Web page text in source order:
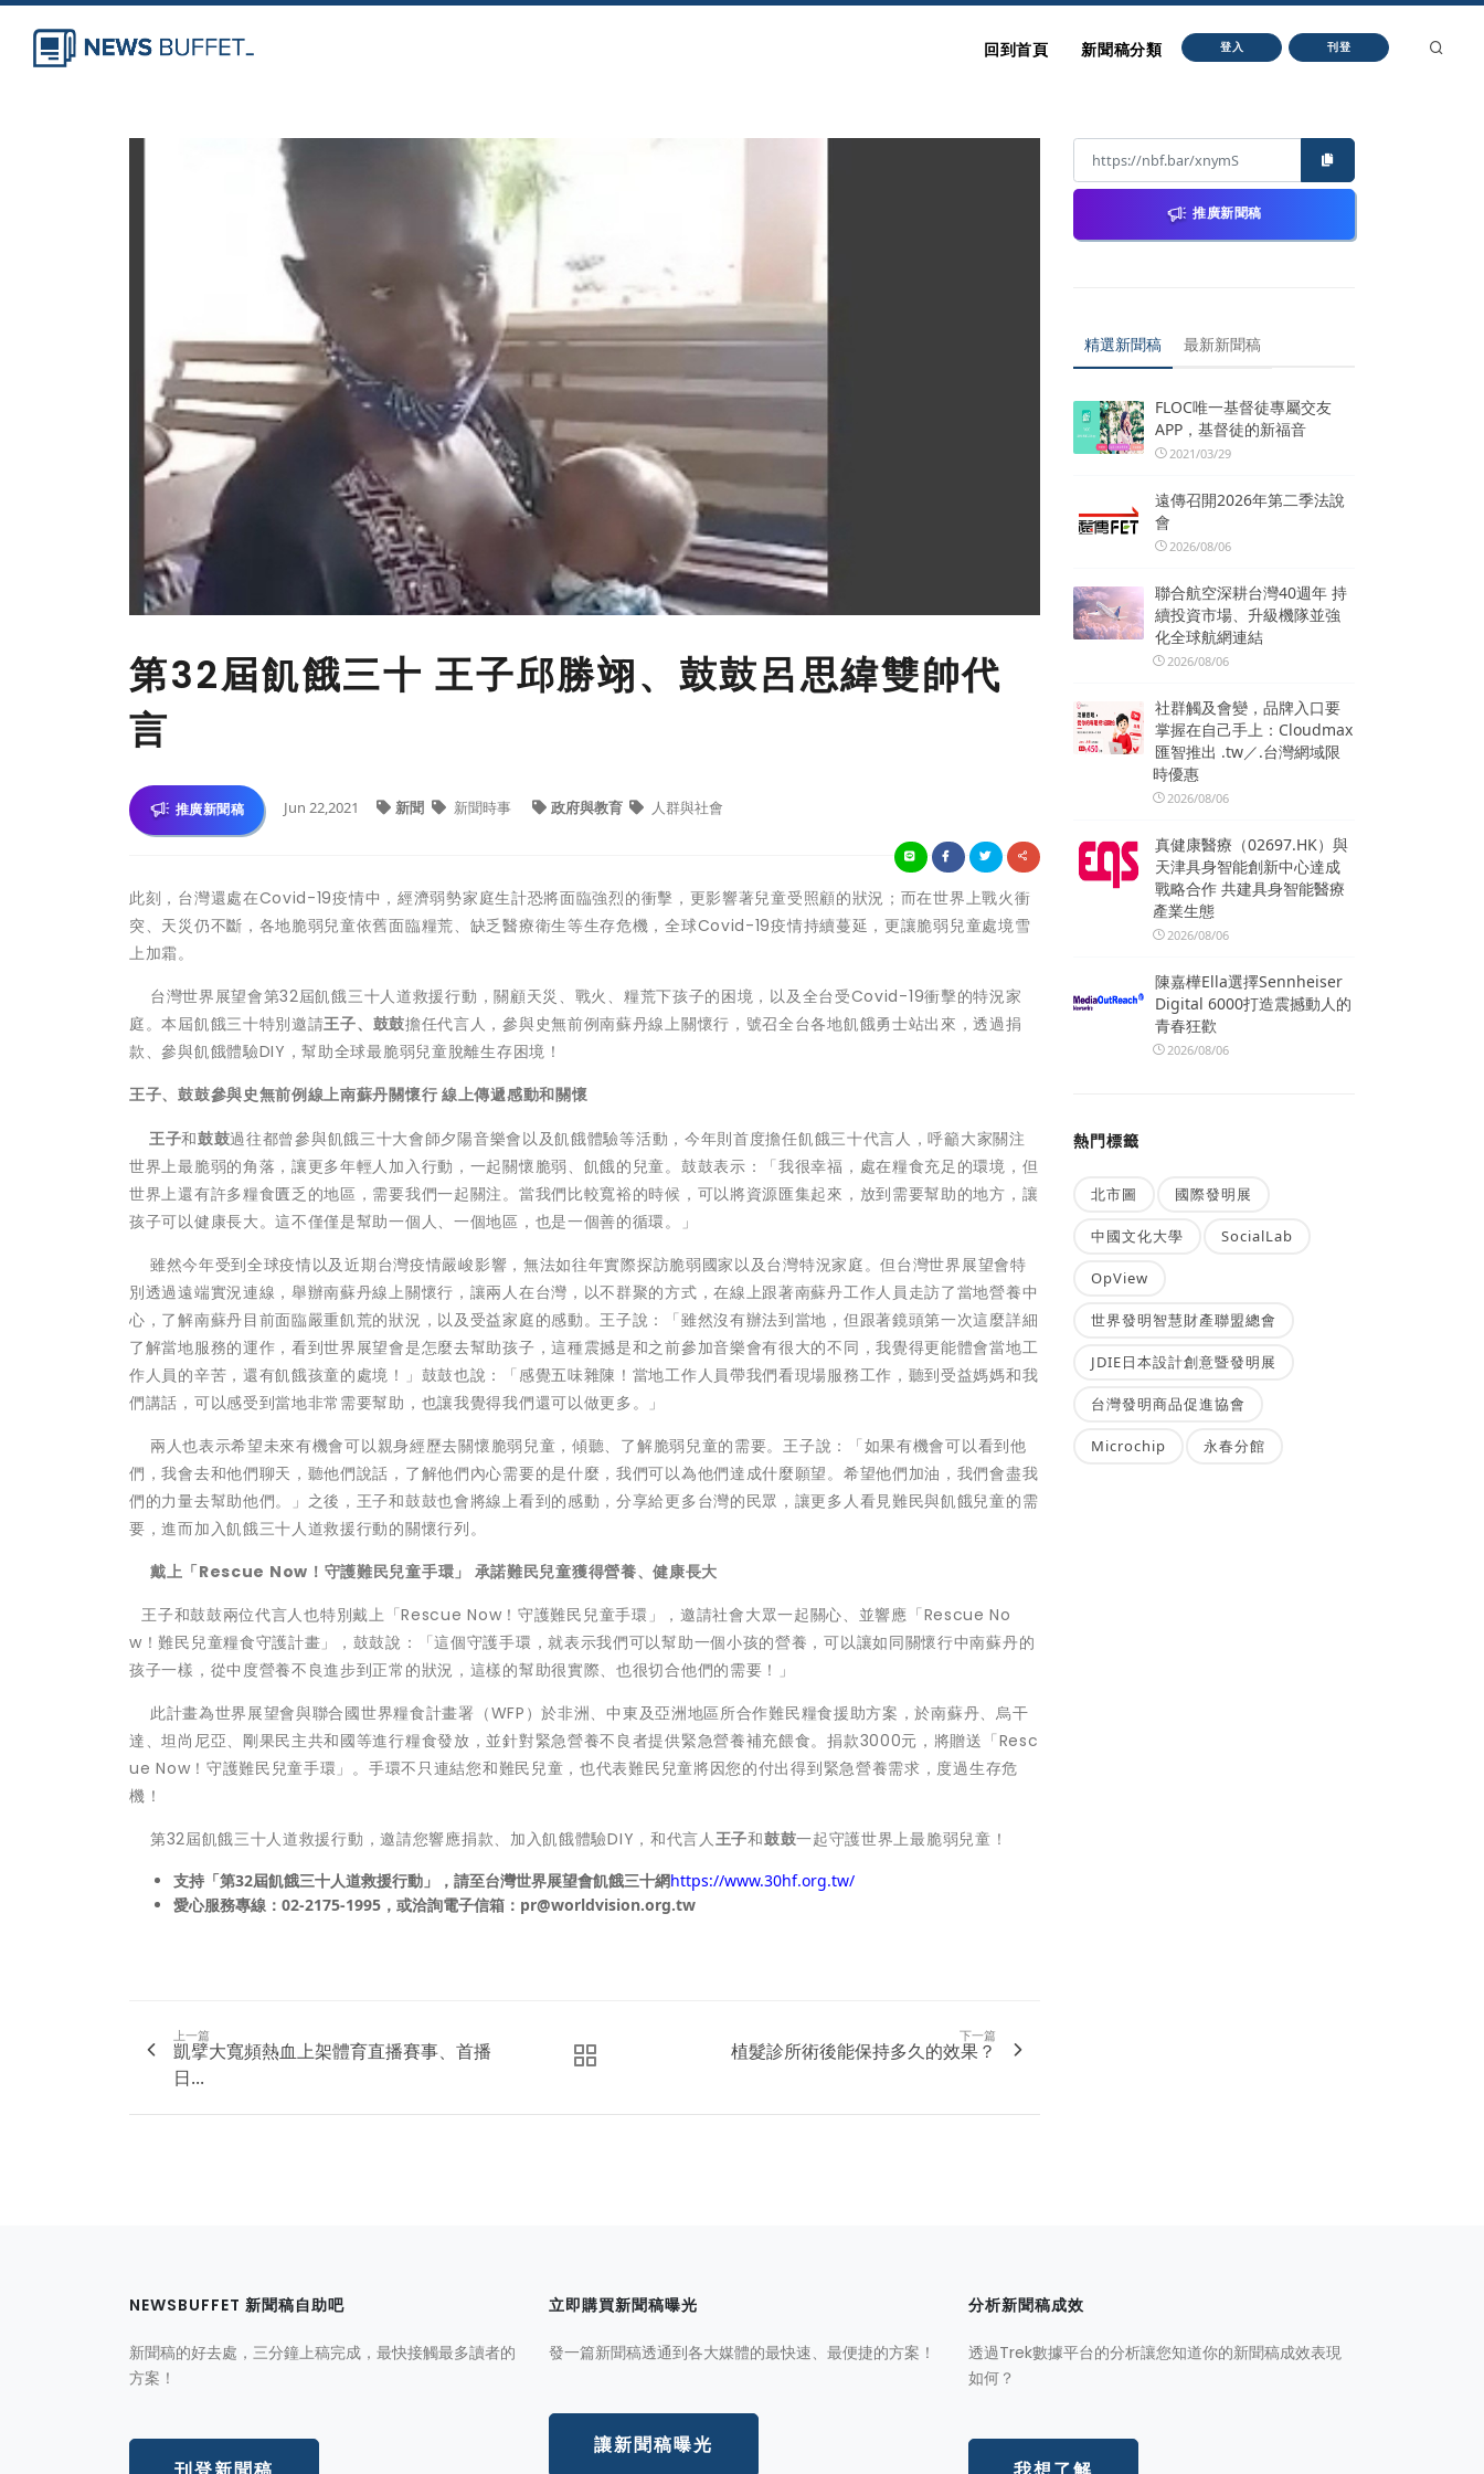
回到首頁 新聞稿分類 登入 刊登
第32屆飢餓三十 王子邱勝翊、鼓鼓呂思緯雙帥代
言
推廣新聞稿 Jun 22,2021 新聞 新聞時事 政府與教育 人群與社會
此刻，台灣還處在Covid-19疫情中，經濟弱勢家庭生計恐將面臨強烈的衝擊，更影響著兒童受照顧的狀況；而在世界上戰火衝
突、天災仍不斷，各地脆弱兒童依舊面臨糧荒、缺乏醫療衛生等生存危機，全球Covid-19疫情持續蔓延，更讓脆弱兒童處境雪
上加霜。
台灣世界展望會第32屆飢餓三十人道救援行動，關顧天災、戰火、糧荒下孩子的困境，以及全台受Covid-19衝擊的特況家
庭。本屆飢餓三十特別邀請王子、鼓鼓擔任代言人，參與史無前例南蘇丹線上關懷行，號召全台各地飢餓勇士站出來，透過捐
款、參與飢餓體驗DIY，幫助全球最脆弱兒童脫離生存困境！
王子、鼓鼓參與史無前例線上南蘇丹關懷行 線上傳遞感動和關懷
王子和鼓鼓過往都曾參與飢餓三十大會師夕陽音樂會以及飢餓體驗等活動，今年則首度擔任飢餓三十代言人，呼籲大家關注
世界上最脆弱的角落，讓更多年輕人加入行動，一起關懷脆弱、飢餓的兒童。鼓鼓表示：「我很幸福，處在糧食充足的環境，但
世界上還有許多糧食匱乏的地區，需要我們一起關注。當我們比較寬裕的時候，可以將資源匯集起來，放到需要幫助的地方，讓
孩子可以健康長大。這不僅僅是幫助一個人、一個地區，也是一個善的循環。」
雖然今年受到全球疫情以及近期台灣疫情嚴峻影響，無法如往年實際探訪脆弱國家以及台灣特況家庭。但台灣世界展望會特
別透過遠端實況連線，舉辦南蘇丹線上關懷行，讓兩人在台灣，以不群聚的方式，在線上跟著南蘇丹工作人員走訪了當地營養中
心，了解南蘇丹目前面臨嚴重飢荒的狀況，以及受益家庭的感動。王子說：「雖然沒有辦法到當地，但跟著鏡頭第一次這麼詳細
了解當地服務的運作，看到世界展望會是怎麼去幫助孩子，這種震撼是和之前參加音樂會有很大的不同，我覺得更能體會當地工
作人員的辛苦，還有飢餓孩童的處境！」鼓鼓也說：「感覺五味雜陳！當地工作人員帶我們看現場服務工作，聽到受益媽媽和我
們講話，可以感受到當地非常需要幫助，也讓我覺得我們還可以做更多。」
兩人也表示希望未來有機會可以親身經歷去關懷脆弱兒童，傾聽、了解脆弱兒童的需要。王子說：「如果有機會可以看到他
們，我會去和他們聊天，聽他們說話，了解他們內心需要的是什麼，我們可以為他們達成什麼願望。希望他們加油，我們會盡我
們的力量去幫助他們。」之後，王子和鼓鼓也會將線上看到的感動，分享給更多台灣的民眾，讓更多人看見難民與飢餓兒童的需
要，進而加入飢餓三十人道救援行動的關懷行列。
戴上「Rescue Now！守護難民兒童手環」 承諾難民兒童獲得營養、健康長大
王子和鼓鼓兩位代言人也特別戴上「Rescue Now！守護難民兒童手環」，邀請社會大眾一起關心、並響應「Rescue No
w！難民兒童糧食守護計畫」，鼓鼓說：「這個守護手環，就表示我們可以幫助一個小孩的營養，可以讓如同關懷行中南蘇丹的
孩子一樣，從中度營養不良進步到正常的狀況，這樣的幫助很實際、也很切合他們的需要！」
此計畫為世界展望會與聯合國世界糧食計畫署（WFP）於非洲、中東及亞洲地區所合作難民糧食援助方案，於南蘇丹、烏干
達、坦尚尼亞、剛果民主共和國等進行糧食發放，並針對緊急營養不良者提供緊急營養補充餵食。捐款3000元，將贈送「Resc
ue Now！守護難民兒童手環」。手環不只連結您和難民兒童，也代表難民兒童將因您的付出得到緊急營養需求，度過生存危
機！
第32屆飢餓三十人道救援行動，邀請您響應捐款、加入飢餓體驗DIY，和代言人王子和鼓鼓一起守護世界上最脆弱兒童！
支持「第32屆飢餓三十人道救援行動」，請至台灣世界展望會飢餓三十網https://www.30hf.org.tw/
愛心服務專線：02-2175-1995，或洽詢電子信箱： pr@worldvision.org.tw
上一篇
凱擘大寬頻熱血上架體育直播賽事、首播
日...
下一篇
植髮診所術後能保持多久的效果？
推廣新聞稿
精選新聞稿 最新新聞稿
FLOC唯一基督徒專屬交友
APP，基督徒的新福音
2021/03/29
遠傳召開2026年第二季法說
會
2026/08/06
聯合航空深耕台灣40週年 持
續投資市場、升級機隊並強
化全球航網連結
2026/08/06
社群觸及會變，品牌入口要
掌握在自己手上：Cloudmax
匯智推出 .tw／.台灣網域限
時優惠
2026/08/06
真健康醫療（02697.HK）與
天津具身智能創新中心達成
戰略合作 共建具身智能醫療
產業生態
2026/08/06
陳嘉樺Ella選擇Sennheiser
Digital 6000打造震撼動人的
青春狂歡
2026/08/06
熱門標籤
北市圖 國際發明展
中國文化大學 SocialLab
OpView
世界發明智慧財產聯盟總會
JDIE日本設計創意暨發明展
台灣發明商品促進協會
Microchip 永春分館
NEWSBUFFET 新聞稿自助吧
新聞稿的好去處，三分鐘上稿完成，最快接觸最多讀者的
方案！
立即購買新聞稿曝光
發一篇新聞稿透通到各大媒體的最快速、最便捷的方案！
讓新聞稿曝光
分析新聞稿成效
透過Trek數據平台的分析讓您知道你的新聞稿成效表現
如何？